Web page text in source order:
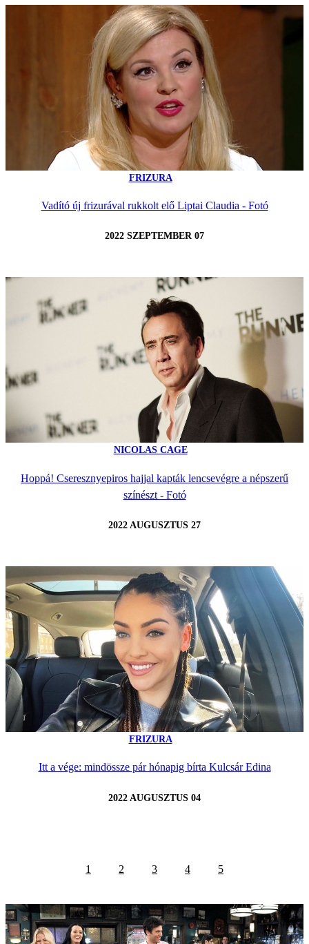
FRIZURA
Vadító új frizurával rukkolt elő Liptai Claudia - Fotó
2022 SZEPTEMBER 07
NICOLAS CAGE
Hoppá! Cseresznyepiros hajjal kapták lencsevégre a népszerű
színészt - Fotó
2022 AUGUSZTUS 27
FRIZURA
Itt a vége: mindössze pár hónapig bírta Kulcsár Edina
2022 AUGUSZTUS 04
1 2 3 4 5